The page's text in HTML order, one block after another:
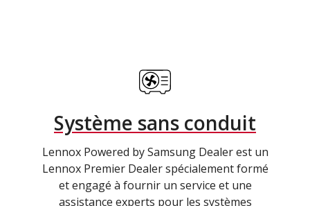
Système sans conduit
Lennox Powered by Samsung Dealer est un
Lennox Premier Dealer spécialement formé
et engagé à fournir un service et une
assistance experts pour les systèmes